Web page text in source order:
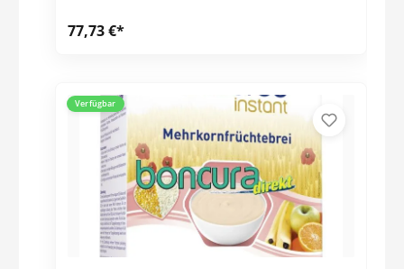
77,73 €*
Verfügbar